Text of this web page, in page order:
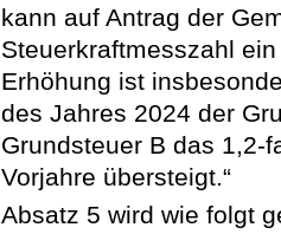
kann auf Antrag der
Steuerkraftmesszahl
Erhöhung ist
des Jahres 2024 der
Grundsteuer B das 1,2-
Vorjahre übersteigt.“
Absatz 5 wird wie folgt